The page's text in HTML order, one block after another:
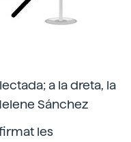
a la dreta, la
Sánchez
les